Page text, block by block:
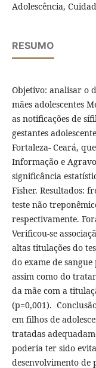
Adolescência,
RESUMO
Objetivo: analisar o
mães adolescentes
as notificações de
gestantes
Fortaleza- Ceará,
Informação e
significância
Fisher. Resultados:
teste não
respectivamente.
Verificou-se
altas titulações do
do exame de
assim como do
da mãe com a
(p=0,001).
em filhos de
tratadas
poderia ter sido
desenvolvimento de